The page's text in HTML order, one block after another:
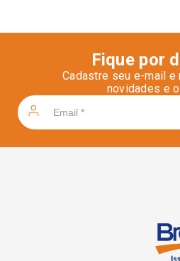
Fique por
Cadastre seu e-mail e
novidades e